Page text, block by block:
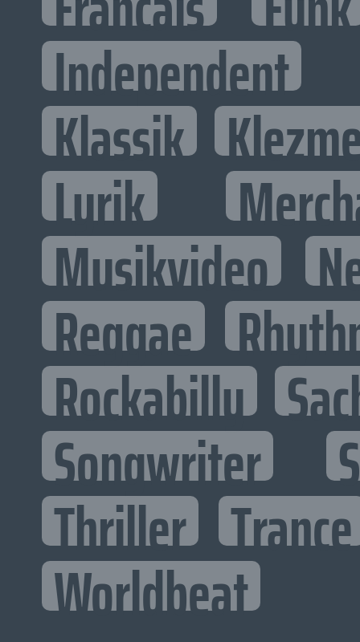
Independent
Klassik
Lyrik
Musikvideo
Reggae
Rockabilly
Songwriter
Thriller Trance
Worldbeat